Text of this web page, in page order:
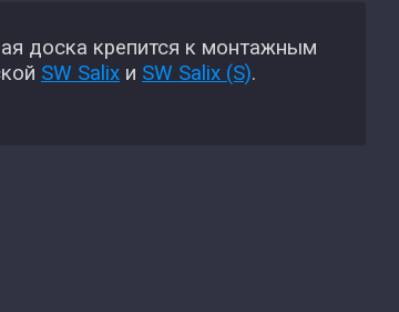
доска крепится к монтажным
SW Salix и SW Salix (S).